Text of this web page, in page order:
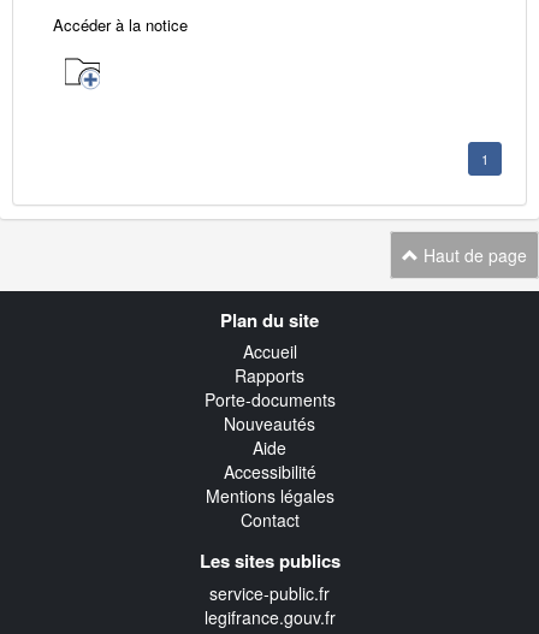
Accéder à la notice
1
Haut de page
Plan du site
Accueil
Rapports
Porte-documents
Nouveautés
Aide
Accessibilité
Mentions légales
Contact
Les sites publics
service-public.fr
legifrance.gouv.fr